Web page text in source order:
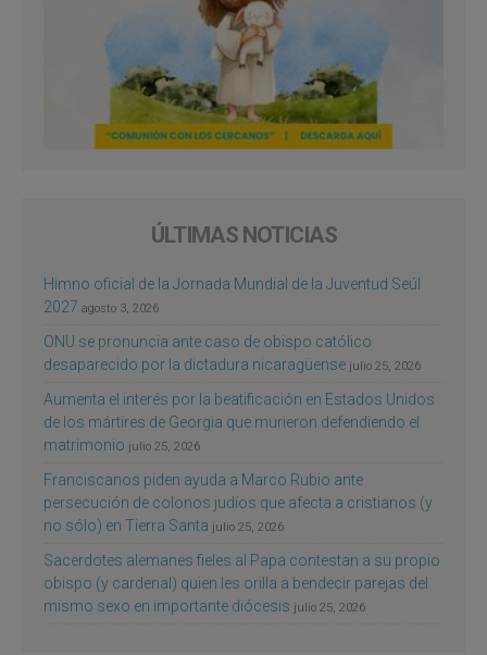
ÚLTIMAS NOTICIAS
Himno oficial de la Jornada Mundial de la Juventud Seúl
2027 agosto 3, 2026
ONU se pronuncia ante caso de obispo católico
desaparecido por la dictadura nicaragüense julio 25, 2026
Aumenta el interés por la beatificación en Estados Unidos
de los mártires de Georgia que murieron defendiendo el
matrimonio julio 25, 2026
Franciscanos piden ayuda a Marco Rubio ante
persecución de colonos judíos que afecta a cristianos (y
no sólo) en Tierra Santa julio 25, 2026
Sacerdotes alemanes fieles al Papa contestan a su propio
obispo (y cardenal) quien les orilla a bendecir parejas del
mismo sexo en importante diócesis julio 25, 2026